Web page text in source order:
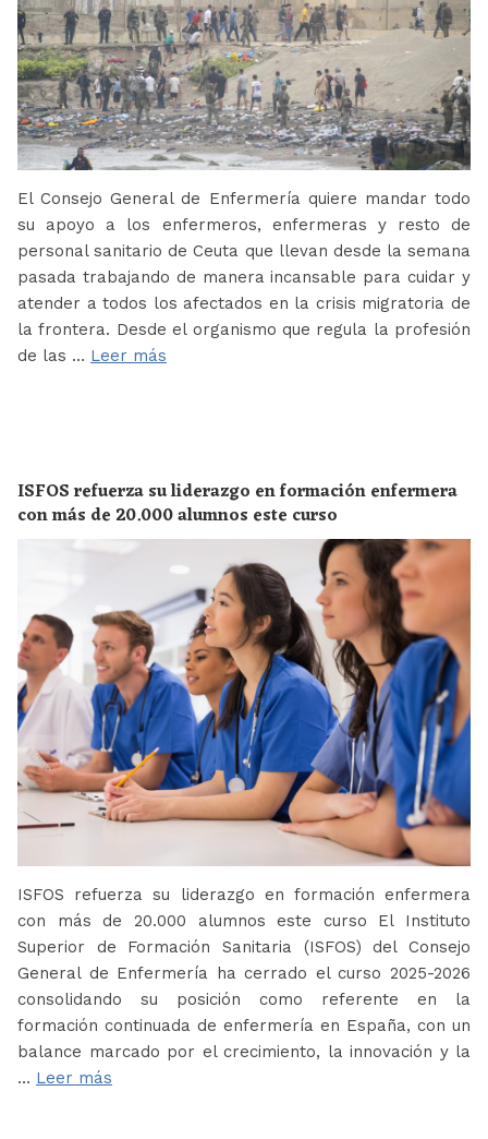
El Consejo General de Enfermería quiere mandar todo
su apoyo a los enfermeros, enfermeras y resto de
personal sanitario de Ceuta que llevan desde la semana
pasada trabajando de manera incansable para cuidar y
atender a todos los afectados en la crisis migratoria de
la frontera. Desde el organismo que regula la profesión
de las … Leer más
ISFOS refuerza su liderazgo en formación enfermera
con más de 20.000 alumnos este curso
ISFOS refuerza su liderazgo en formación enfermera
con más de 20.000 alumnos este curso El Instituto
Superior de Formación Sanitaria (ISFOS) del Consejo
General de Enfermería ha cerrado el curso 2025-2026
consolidando su posición como referente en la
formación continuada de enfermería en España, con un
balance marcado por el crecimiento, la innovación y la
… Leer más